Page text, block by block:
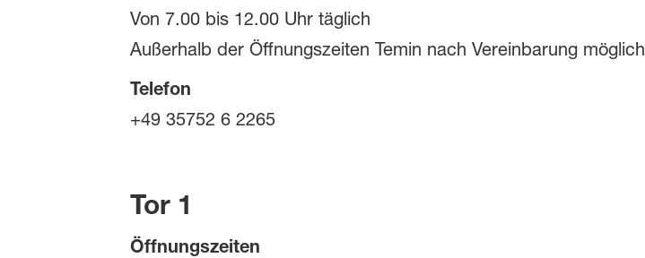
Von 7.00 bis 12.00 Uhr täglich
Außerhalb der Öffnungszeiten Temin nach Vereinbarung möglich
Telefon
+49 35752 6 2265
Tor 1
Öffnungszeiten